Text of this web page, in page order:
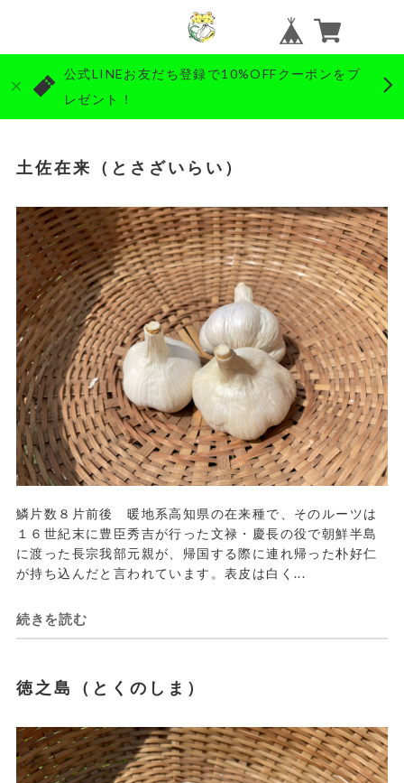
公式LINEお友だち登録で10%OFFクーポンをプ
レゼント！
土佐在来（とさざいらい）
鱗片数８片前後 暖地系高知県の在来種で、そのルーツは
１６世紀末に豊臣秀吉が行った文禄・慶長の役で朝鮮半島
に渡った長宗我部元親が、帰国する際に連れ帰った朴好仁
が持ち込んだと言われています。表皮は白く...
続きを読む
徳之島（とくのしま）